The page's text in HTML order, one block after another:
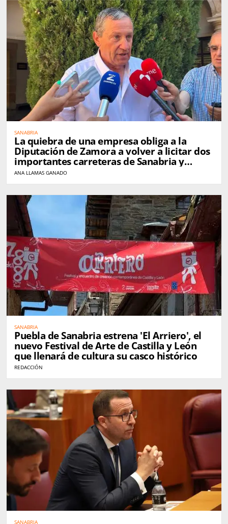
SANABRIA
La quiebra de una empresa obliga a la
Diputación de Zamora a volver a licitar dos
importantes carreteras de Sanabria y
Carballeda
ANA LLAMAS GANADO
SANABRIA
Puebla de Sanabria estrena 'El Arriero', el
nuevo Festival de Arte de Castilla y León
que llenará de cultura su casco histórico
REDACCIÓN
SANABRIA